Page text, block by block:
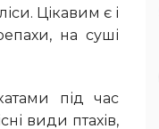
Цікавим є і
на суші
види птахів,